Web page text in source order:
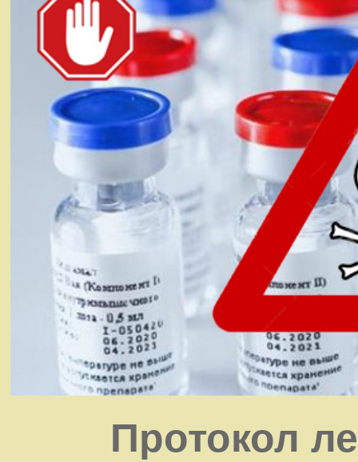
Протокол